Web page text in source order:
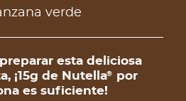
verde
preparar esta deliciosa
¡15g de Nutella®
por
es suficiente!